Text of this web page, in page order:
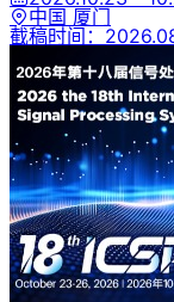
中国 厦门
截稿时间：